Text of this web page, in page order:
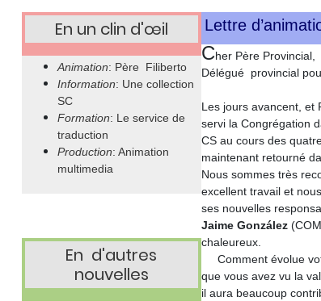
En un clin d'œil
Animation: Père Filiberto
Information: Une collection
SC
Formation: Le service de
traduction
Production: Animation
multimedia
En d'autres
nouvelles
Lettre
Cher Père Provincial,
Délégué provincial
Les jours avancent, et
servi la Congrégation
CS au cours des
maintenant retourné
Nous sommes très
excellent travail et
ses nouvelles
Jaime González
chaleureux.
Comment évolue
que vous avez vu la
il aura beaucoup